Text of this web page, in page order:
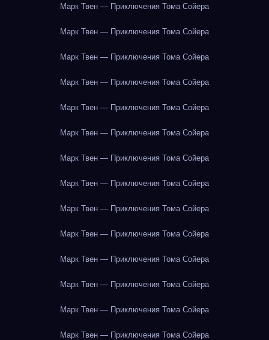
Марк Твен — Приключения Тома Сойера
Марк Твен — Приключения Тома Сойера
Марк Твен — Приключения Тома Сойера
Марк Твен — Приключения Тома Сойера
Марк Твен — Приключения Тома Сойера
Марк Твен — Приключения Тома Сойера
Марк Твен — Приключения Тома Сойера
Марк Твен — Приключения Тома Сойера
Марк Твен — Приключения Тома Сойера
Марк Твен — Приключения Тома Сойера
Марк Твен — Приключения Тома Сойера
Марк Твен — Приключения Тома Сойера
Марк Твен — Приключения Тома Сойера
Марк Твен — Приключения Тома Сойера